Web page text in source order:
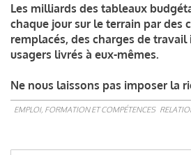
Les milliards des tableaux
chaque jour sur le terrain par des
remplacés, des charges de
usagers livrés à eux-mêmes.
Ne nous laissons pas imposer la
EMPLOI, FORMATION ET COMPÉTENCES